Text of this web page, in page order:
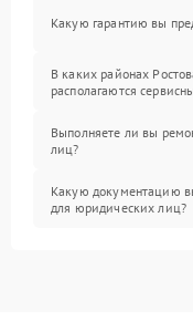
Какую гарантию вы
В каких районах
располагаются
Выполняете ли вы
лиц?
Какую документацию
для юридических лиц?